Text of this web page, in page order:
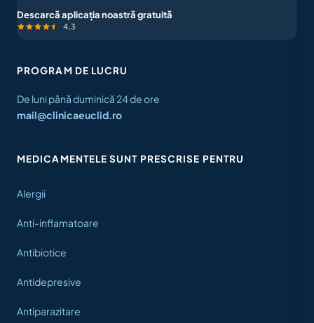
Descarcă aplicația noastră gratuită
4,3
PROGRAM DE LUCRU
De luni până duminică 24 de ore
mail@clinicaeuclid.ro
MEDICAMENTELE SUNT PRESCRISE PENTRU
Alergii
Anti-inflamatoare
Antibiotice
Antidepresive
Antiparazitare